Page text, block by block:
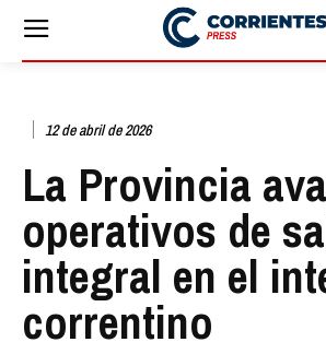
12 de abril de 2026
La Provincia
operativos de
integral en el
correntino